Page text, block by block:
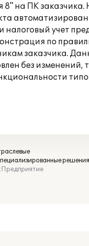
8" на ПК заказчика.
автоматизирован
налоговый учет
по
заказчика.
без изменений,
решения